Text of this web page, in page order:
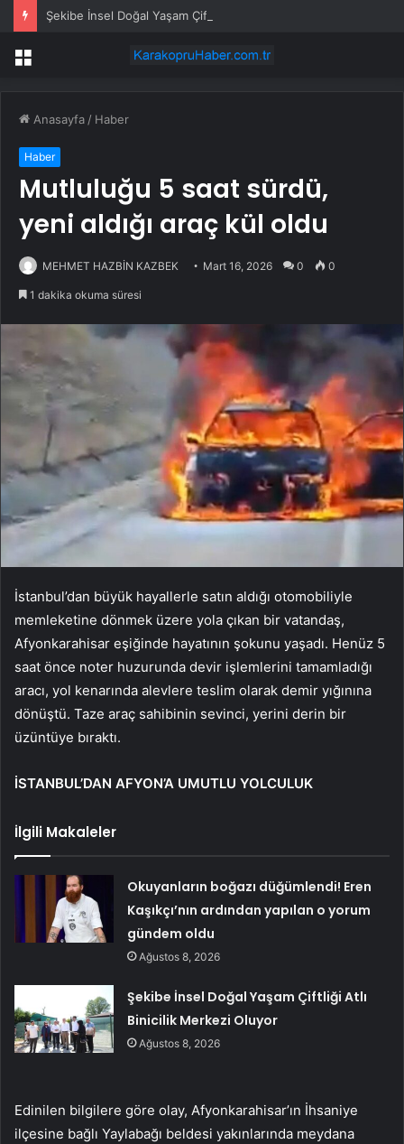
Menü
Anasayfa / Haber
Haber
Mutluluğu 5 saat sürdü,
yeni aldığı araç kül oldu
MEHMET HAZBİN KAZBEK Mart 16, 2026 0 0
1 dakika okuma süresi
İstanbul’dan büyük hayallerle satın aldığı otomobiliyle
memleketine dönmek üzere yola çıkan bir vatandaş,
Afyonkarahisar eşiğinde hayatının şokunu yaşadı. Henüz 5
saat önce noter huzurunda devir işlemlerini tamamladığı
aracı, yol kenarında alevlere teslim olarak demir yığınına
dönüştü. Taze araç sahibinin sevinci, yerini derin bir
üzüntüye bıraktı.
İSTANBUL’DAN AFYON’A UMUTLU YOLCULUK
İlgili Makaleler
Okuyanların boğazı düğümlendi! Eren
Kaşıkçı’nın ardından yapılan o yorum
gündem oldu
Ağustos 8, 2026
Şekibe İnsel Doğal Yaşam Çiftliği Atlı
Binicilik Merkezi Oluyor
Ağustos 8, 2026
Edinilen bilgilere göre olay, Afyonkarahisar’ın İhsaniye
ilçesine bağlı Yaylabağı beldesi yakınlarında meydana